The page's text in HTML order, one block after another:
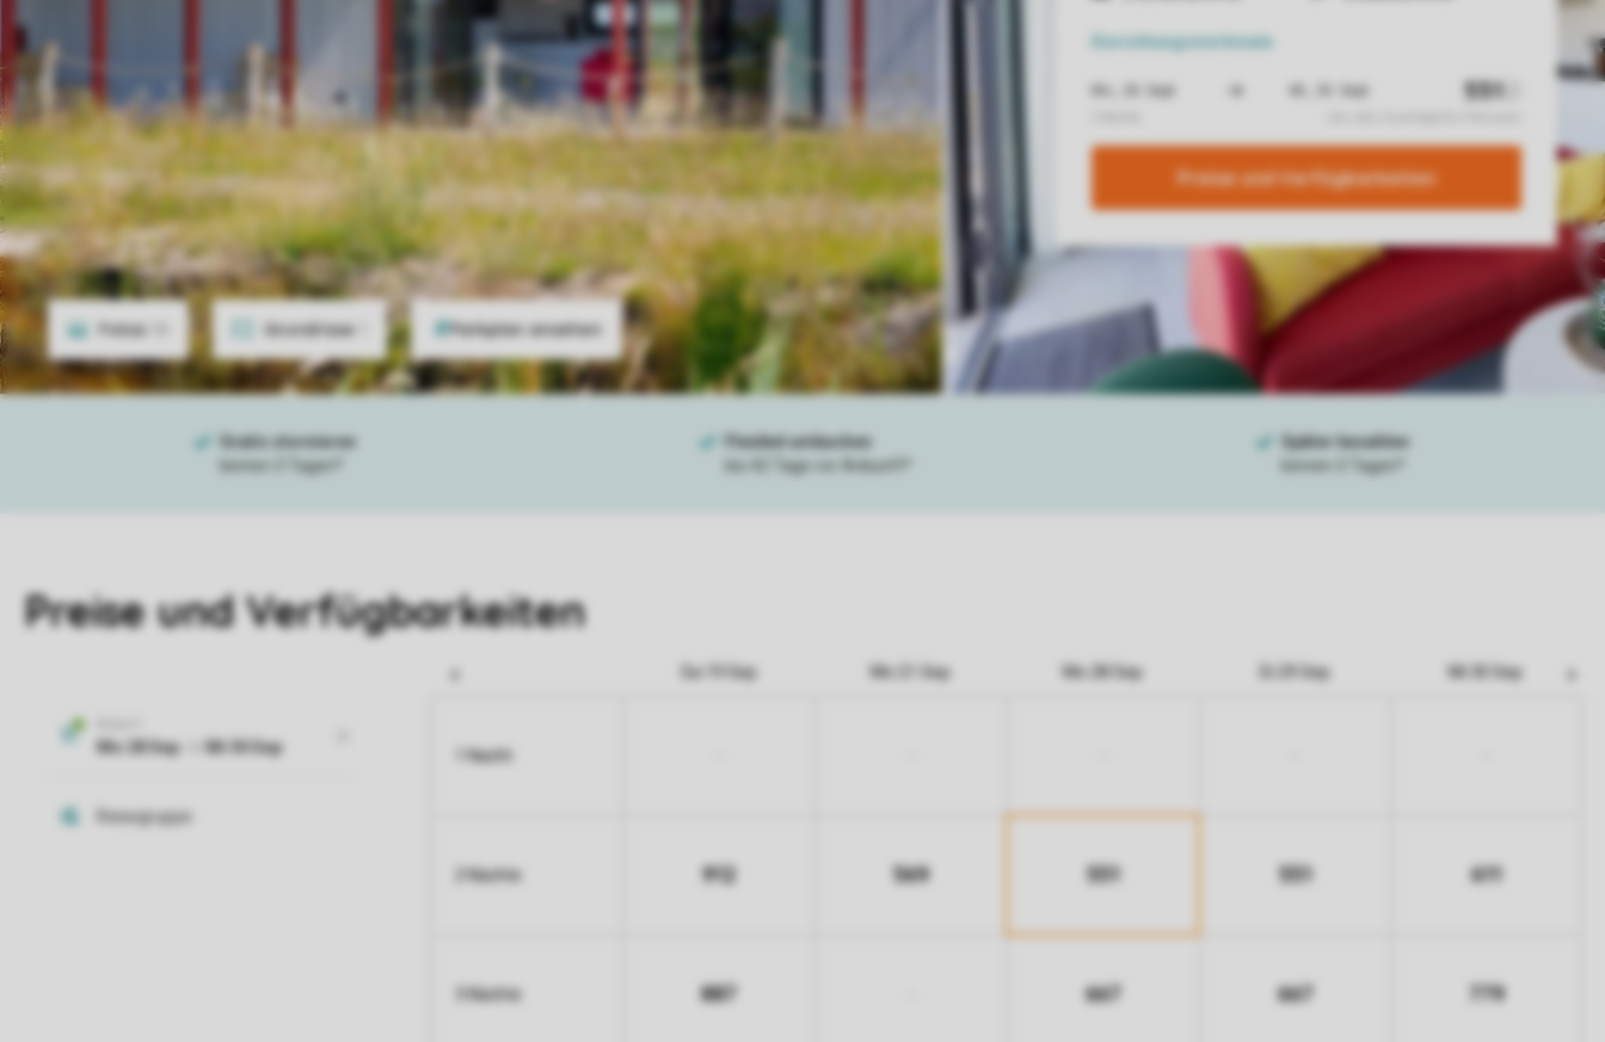
Fotos Grundrisse
Einrichtungsmerkmale
Preise und Verfügbarkeiten
Preise und Verfügbarkeiten
Sa 19 Sep Mo 21 Sep Mo 28 Sep Di 29 Sep Mi 30 Sep
1 Nacht
2 Nächte 912 569 551 551 611
3 Nächte 887 667 667 779